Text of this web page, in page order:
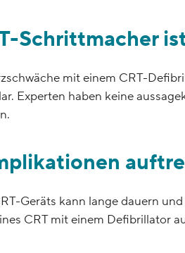
Schrittmacher
mit einem CRT-
Experten haben keine
Geräts kann lange dauern
CRT mit einem Defibrillator